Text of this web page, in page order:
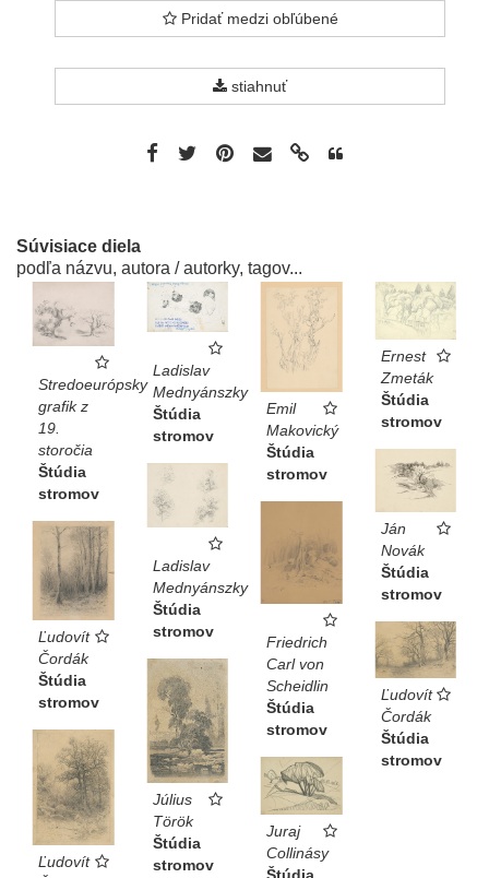
Pridať medzi obľúbené
stiahnuť
Súvisiace diela
podľa názvu, autora / autorky, tagov...
Stredoeurópsky
grafik z
19.
storočia
Štúdia
stromov
Ladislav
Mednyánszky
Štúdia
stromov
Emil
Makovický
Štúdia
stromov
Ernest
Zmeták
Štúdia
stromov
Ján
Novák
Štúdia
stromov
Ladislav
Mednyánszky
Štúdia
stromov
Friedrich
Carl von
Scheidlin
Štúdia
stromov
Ľudovít
Čordák
Štúdia
stromov
Ľudovít
Čordák
Štúdia
stromov
Július
Török
Štúdia
stromov
Ľudovít
Juraj
Collinásy